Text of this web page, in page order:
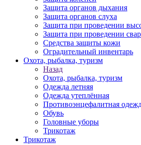
Защита органов дыхания
Защита органов слуха
Защита при проведении
Защита при проведении
Средства защиты кожи
Оградительный инвентарь
Охота, рыбалка, туризм
Назад
Охота, рыбалка, туризм
Одежда летняя
Одежда утеплённая
Противоэнцефалитная
Обувь
Головные уборы
Трикотаж
Трикотаж